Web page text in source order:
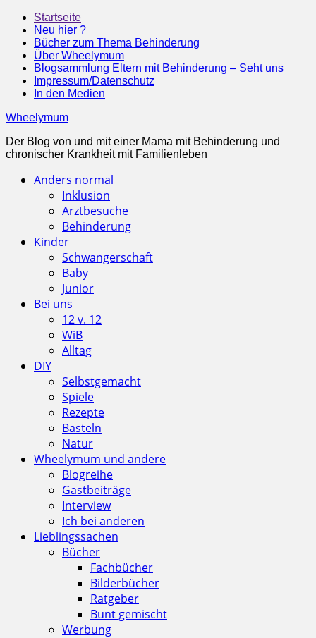
Startseite
Neu hier ?
Bücher zum Thema Behinderung
Über Wheelymum
Blogsammlung Eltern mit Behinderung – Seht uns
Impressum/Datenschutz
In den Medien
Wheelymum
Der Blog von und mit einer Mama mit Behinderung und
chronischer Krankheit mit Familienleben
Anders normal
Inklusion
Arztbesuche
Behinderung
Kinder
Schwangerschaft
Baby
Junior
Bei uns
12 v. 12
WiB
Alltag
DIY
Selbstgemacht
Spiele
Rezepte
Basteln
Natur
Wheelymum und andere
Blogreihe
Gastbeiträge
Interview
Ich bei anderen
Lieblingssachen
Bücher
Fachbücher
Bilderbücher
Ratgeber
Bunt gemischt
Werbung